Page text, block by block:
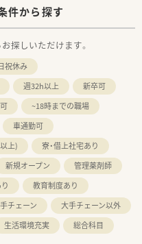
件から探す
探しいただけます。
祝休み
週32h以上
新卒可
~18時までの職場
車通勤可
上)
寮・借上社宅あり
新規オープン
管理薬剤師
教育制度あり
チェーン
大手チェーン以外
生活環境充実
総合科目